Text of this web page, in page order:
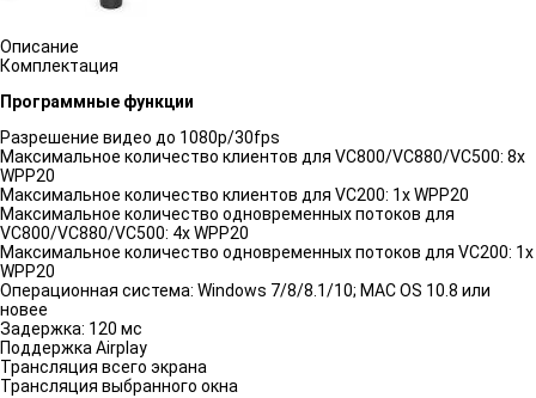
Описание
Комплектация
Программные функции
Разрешение видео до 1080p/30fps
Максимальное количество клиентов для VC800/VC880/VC500: 8x
WPP20
Максимальное количество клиентов для VC200: 1x WPP20
Максимальное количество одновременных потоков для
VC800/VC880/VC500: 4x WPP20
Максимальное количество одновременных потоков для VC200: 1x
WPP20
Операционная система: Windows 7/8/8.1/10; MAC OS 10.8 или
новее
Задержка: 120 мс
Поддержка Airplay
Трансляция всего экрана
Трансляция выбранного окна